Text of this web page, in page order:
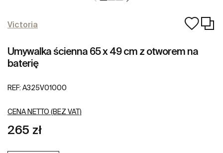
Victoria
Umywalka ścienna 65 x 49 cm z otworem na
baterię
REF: A325V01000
CENA NETTO (BEZ VAT)
265 zł